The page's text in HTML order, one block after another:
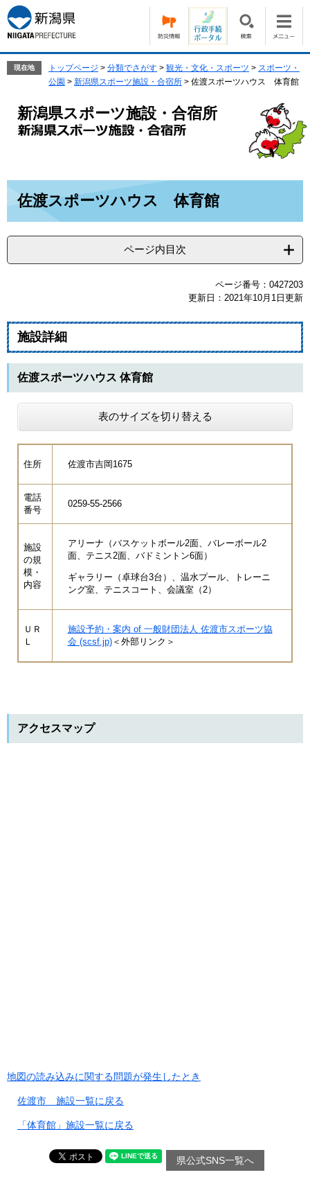
ー
ジ
の
す。
ニ
ュ
ー
現在地 トップページ > 分類でさがす > 観光・文化・スポーツ > スポーツ・
公園 > 新潟県スポーツ施設・合宿所 > 佐渡スポーツハウス 体育館
新潟県スポーツ施設・合宿所
佐渡スポーツハウス 体育館
ページ内目次
ページ番号：0427203
更新日：2021年10月1日更新
施設詳細
佐渡スポーツハウス 体育館
表のサイズを切り替える
住所 佐渡市吉岡1675
電話
番号
0259-55-2566
施設
の規
模・
内容
アリーナ（バスケットボール2面、バレーボール2
面、テニス2面、バドミントン6面）
ギャラリー（卓球台3台）、温水プール、トレーニ
ング室、テニスコート、会議室（2）
ＵＲ
Ｌ
施設予約・案内 of 一般財団法人 佐渡市スポーツ協
会 (scsf.jp)＜外部リンク＞
アクセスマップ
地図の読み込みに関する問題が発生したとき
佐渡市 施設一覧に戻る
「体育館」施設一覧に戻る
県公式SNS一覧へ